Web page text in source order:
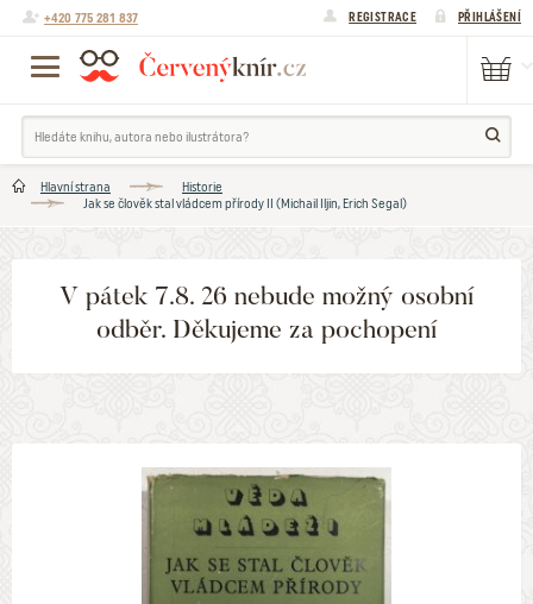
+420 775 281 837 REGISTRACE PŘIHLÁŠENÍ
Hlavní strana
Historie
Jak se člověk stal vládcem přírody II (Michail Iljin, Erich Segal)
V pátek 7.8. 26 nebude možný osobní
odběr. Děkujeme za pochopení